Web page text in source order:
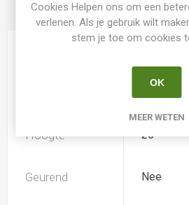
PRODUCT
Hoogte 25
Geurend Nee
Cookies Helpen ons om een
verlenen. Als je gebruik wilt
stem je toe om cookies
OK
MEER WETEN